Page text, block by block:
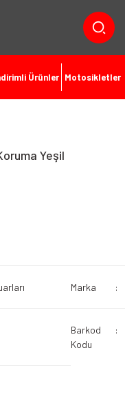
Ürünler Motosikletler
Yeşil
Marka
Barkod
Kodu